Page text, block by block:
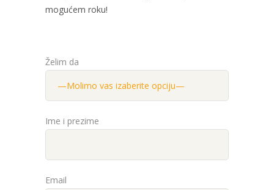
mogućem roku!
Želim da
Ime i prezime
Email